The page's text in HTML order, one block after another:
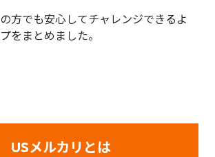
方でも安心してチャレンジできるよ
をまとめました。
USメルカリとは